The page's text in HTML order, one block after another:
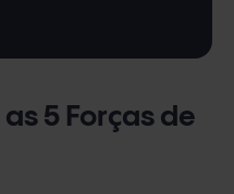
5 Forças de